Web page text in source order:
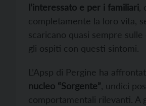
l’interessato e per i familiari,
completamente la loro vita,
scaricano quasi sempre
gli ospiti con questi sintomi.
L’Apsp di Pergine ha
nucleo “Sorgente”, undici
comportamentali rilevanti. A